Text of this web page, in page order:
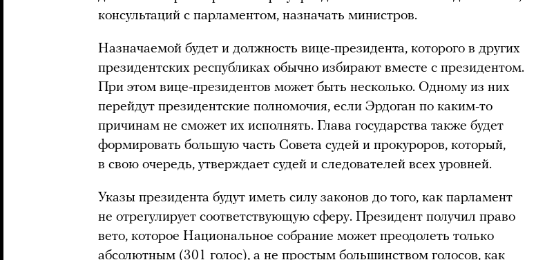
консультаций с парламентом, назначать министров.
Назначаемой будет и должность вице-президента, которого в других
президентских республиках обычно избирают вместе с президентом.
При этом вице-президентов может быть несколько. Одному из них
перейдут президентские полномочия, если Эрдоган по каким-то
причинам не сможет их исполнять. Глава государства также будет
формировать большую часть Совета судей и прокуроров, который,
в свою очередь, утверждает судей и следователей всех уровней.
Указы президента будут иметь силу законов до того, как парламент
не отрегулирует соответствующую сферу. Президент получил право
вето, которое Национальное собрание может преодолеть только
абсолютным (301 голос), а не простым большинством голосов, как